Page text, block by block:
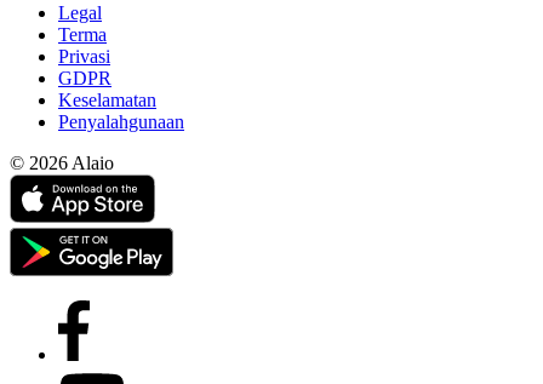
Legal
Terma
Privasi
GDPR
Keselamatan
Penyalahgunaan
© 2026 Alaio